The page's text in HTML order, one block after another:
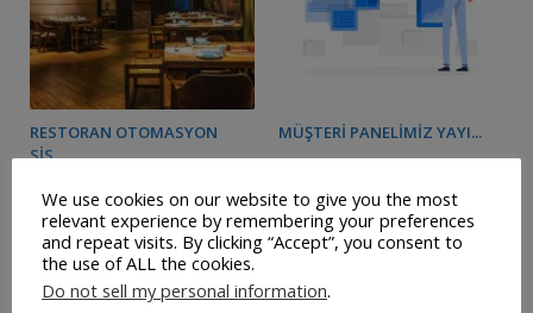
RESTORAN OTOMASYON
SIS...
MÜŞTERI PANELIMIZ YAYI...
We use cookies on our website to give you the most
relevant experience by remembering your preferences
and repeat visits. By clicking “Accept”, you consent to
the use of ALL the cookies.
Do not sell my personal information.